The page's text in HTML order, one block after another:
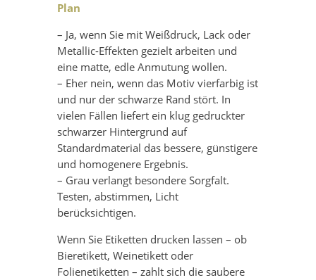
Plan
– Ja, wenn Sie mit Weißdruck, Lack oder
Metallic-Effekten gezielt arbeiten und
eine matte, edle Anmutung wollen.
– Eher nein, wenn das Motiv vierfarbig ist
und nur der schwarze Rand stört. In
vielen Fällen liefert ein klug gedruckter
schwarzer Hintergrund auf
Standardmaterial das bessere, günstigere
und homogenere Ergebnis.
– Grau verlangt besondere Sorgfalt.
Testen, abstimmen, Licht
berücksichtigen.
Wenn Sie Etiketten drucken lassen – ob
Bieretikett, Weinetikett oder
Folienetiketten – zahlt sich die saubere